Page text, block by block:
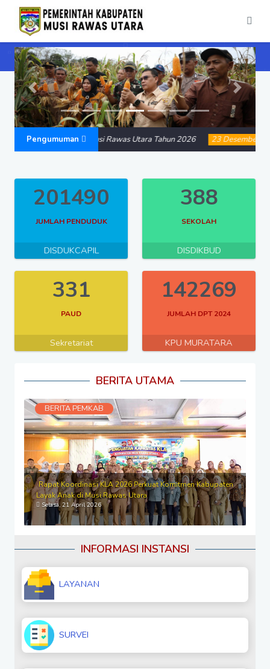
Previous Next
Pengumuman
Kabupaten Musi Rawas Utara Tahun 2026 23 Desember 2025
201490
JUMLAH PENDUDUK
DISDUKCAPIL
388
SEKOLAH
DISDIKBUD
331
PAUD
Sekretariat
142269
JUMLAH DPT 2024
KPU MURATARA
BERITA UTAMA
BERITA PEMKAB
Rapat Koordinasi KLA 2026 Perkuat Komitmen Kabupaten
Layak Anak di Musi Rawas Utara
Selasa, 21 April 2026
Previous Next
INFORMASI INSTANSI
LAYANAN
SURVEI